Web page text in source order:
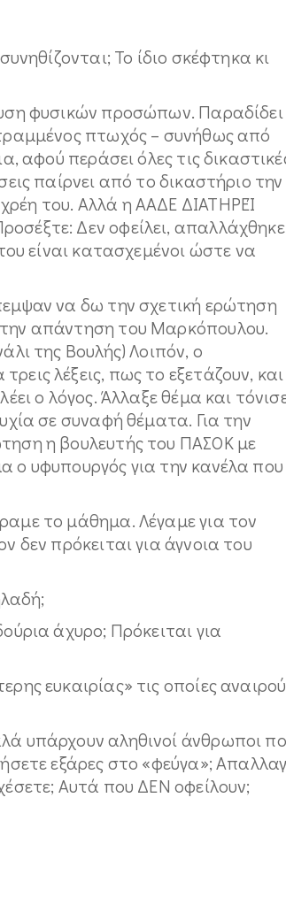
Το ίδιο σκέφτηκα κι
φυσικών προσώπων. Παραδίδει
πτωχός – συνήθως από
αφού περάσει όλες τις
παίρνει από το δικαστήριο την
του. Αλλά η ΑΑΔΕ ΔΙΑΤΗΡΕΊ
Δεν οφείλει, απαλλάχθηκε
είναι κατασχεμένοι ώστε να
να δω την σχετική ερώτηση
απάντηση του Μαρκόπουλου.
της Βουλής) Λοιπόν, ο
λέξεις, πως το εξετάζουν, και
ο λόγος. Άλλαξε θέμα και
σε συναφή θέματα. Για την
η βουλευτής του ΠΑΣΟΚ με
ο υφυπουργός για την κανέλα που
το μάθημα. Λέγαμε για τον
δεν πρόκειται για άγνοια του
άχυρο; Πρόκειται για
ευκαιρίας» τις οποίες
υπάρχουν αληθινοί άνθρωποι
εξάρες στο «φεύγα»;
Αυτά που ΔΕΝ οφείλουν;